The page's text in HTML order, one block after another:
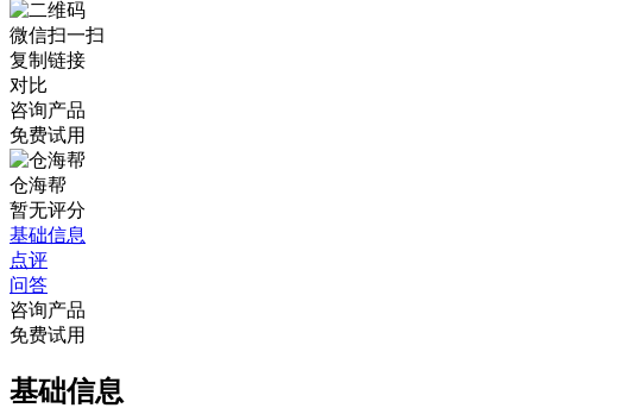
微信扫一扫
复制链接
对比
咨询产品
免费试用
仓海帮
暂无评分
基础信息
点评
问答
咨询产品
免费试用
基础信息